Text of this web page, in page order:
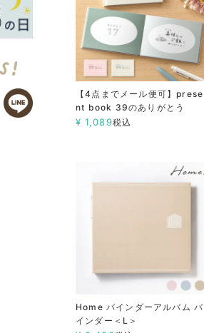
【4点までメール便可】prese
nt book 39のありがとう
¥ 1,089税込
Home バインダーアルバム バ
インダー＜L＞